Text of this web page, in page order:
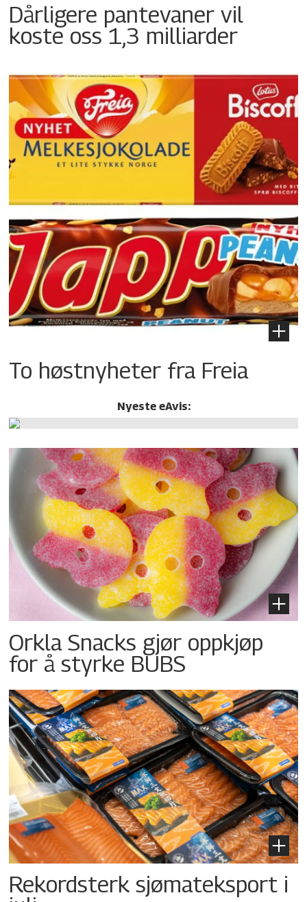
Dårligere pantevaner vil
koste oss 1,3 milliarder
To høstnyheter fra Freia
Nyeste eAvis:
Orkla Snacks gjør oppkjøp
for å styrke BUBS
Rekordsterk sjømateksport i